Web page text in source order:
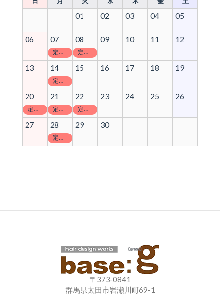
01 02 03 04 05
06 07
定休日
08
定休日
09 10 11 12
13 14
定休日
15 16 17 18 19
20
定休日
21
定休日
22
定休日
23 24 25 26
27 28
定休日
29 30
〒373-0841
群馬県太田市岩瀬川町69-1